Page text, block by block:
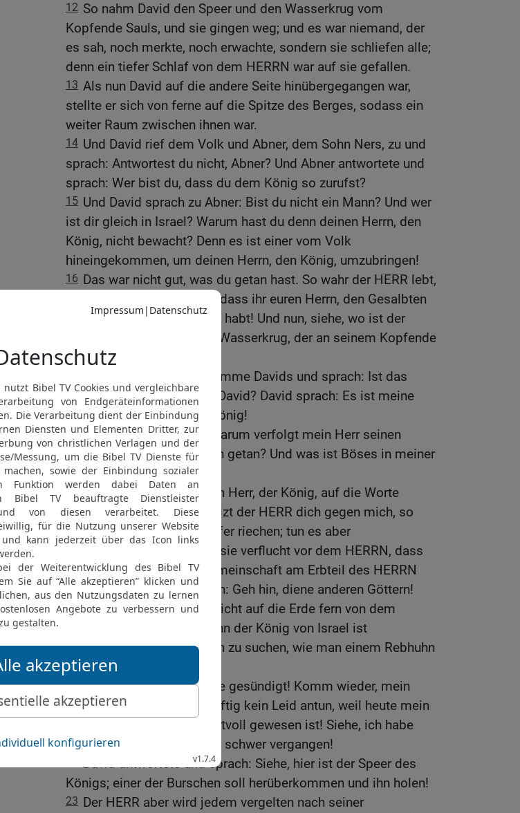
12 So nahm David den Speer und den Wasserkrug vom
Kopfende Sauls, und sie gingen weg; und es war niemand, der
es sah, noch merkte, noch erwachte, sondern sie schliefen alle;
denn ein tiefer Schlaf von dem HERRN war auf sie gefallen.
13 Als nun David auf die andere Seite hinübergegangen war,
stellte er sich von ferne auf die Spitze des Berges, sodass ein
weiter Raum zwischen ihnen war.
14 Und David rief dem Volk und Abner, dem Sohn Ners, zu und
sprach: Antwortest du nicht, Abner? Und Abner antwortete und
sprach: Wer bist du, dass du dem König so zurufst?
15 Und David sprach zu Abner: Bist du nicht ein Mann? Und wer
ist dir gleich in Israel? Warum hast du denn deinen Herrn, den
König, nicht bewacht? Denn es ist einer vom Volk
hineingekommen, um deinen Herrn, den König, umzubringen!
16 Das war nicht gut, was du getan hast. So wahr der HERR lebt,
ihr seid Kinder des Todes, dass ihr euren Herrn, den Gesalbten
des HERRN, nicht bewacht habt! Und nun, siehe, wo ist der
Speer des Königs und der Wasserkrug, der an seinem Kopfende
war?
Da erkannte Saul die Stimme Davids und sprach: Ist das
deine Stimme, mein Sohn David? David sprach: Es ist meine
Stimme, mein Herr [und] König!
18 Und weiter sprach er: Warum verfolgt mein Herr seinen
Knecht? Denn was habe ich getan? Und was ist Böses in meiner
Hand?
19 So möge doch nun mein Herr, der König, auf die Worte
seines Knechtes hören: Reizt der HERR dich gegen mich, so
lasse man ihn ein Speisopfer riechen; tun es aber
Menschenkinder, so seien sie verflucht vor dem HERRN, dass
sie mich heute aus der Gemeinschaft am Erbteil des HERRN
verstoßen, indem sie sagen: Geh hin, diene anderen Göttern!
20 So falle nun mein Blut nicht auf die Erde fern von dem
Angesicht des HERRN; denn der König von Israel ist
ausgezogen, um einen Floh zu suchen, wie man einem Rebhuhn
nachjagt auf den Bergen!
21 Da sprach Saul: Ich habe gesündigt! Komm wieder, mein
Sohn David, ich will dir künftig kein Leid antun, weil heute mein
Leben in deinen Augen wertvoll gewesen ist! Siehe, ich habe
töricht gehandelt und mich schwer vergangen!
David antwortete und sprach: Siehe, hier ist der Speer des
Königs; einer der Burschen soll herüberkommen und ihn holen!
23 Der HERR aber wird jedem vergelten nach seiner